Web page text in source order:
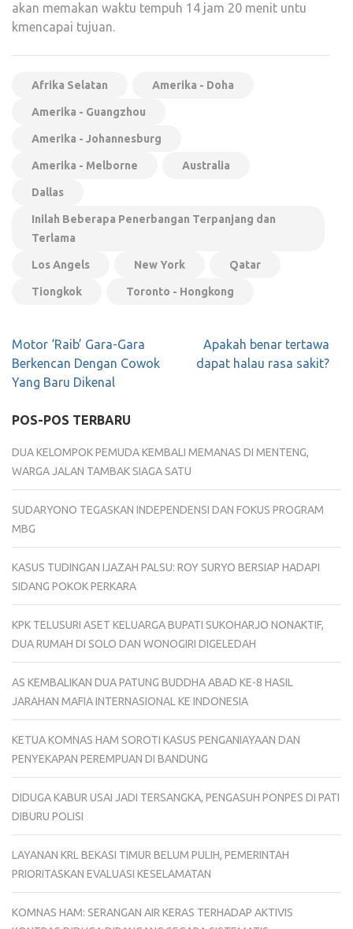
akan memakan waktu tempuh 14 jam 20 menit untu
kmencapai tujuan.
Afrika Selatan Amerika - Doha
Amerika - Guangzhou
Amerika - Johannesburg
Amerika - Melborne Australia
Dallas
Inilah Beberapa Penerbangan Terpanjang dan
Terlama
Los Angels New York Qatar
Tiongkok Toronto - Hongkong
Navigasi
pos
Motor ‘Raib’ Gara-Gara
Berkencan Dengan Cowok
Yang Baru Dikenal
Apakah benar tertawa
dapat halau rasa sakit?
POS-POS TERBARU
DUA KELOMPOK PEMUDA KEMBALI MEMANAS DI MENTENG,
WARGA JALAN TAMBAK SIAGA SATU
SUDARYONO TEGASKAN INDEPENDENSI DAN FOKUS PROGRAM
MBG
KASUS TUDINGAN IJAZAH PALSU: ROY SURYO BERSIAP HADAPI
SIDANG POKOK PERKARA
KPK TELUSURI ASET KELUARGA BUPATI SUKOHARJO NONAKTIF,
DUA RUMAH DI SOLO DAN WONOGIRI DIGELEDAH
AS KEMBALIKAN DUA PATUNG BUDDHA ABAD KE-8 HASIL
JARAHAN MAFIA INTERNASIONAL KE INDONESIA
KETUA KOMNAS HAM SOROTI KASUS PENGANIAYAAN DAN
PENYEKAPAN PEREMPUAN DI BANDUNG
DIDUGA KABUR USAI JADI TERSANGKA, PENGASUH PONPES DI PATI
DIBURU POLISI
LAYANAN KRL BEKASI TIMUR BELUM PULIH, PEMERINTAH
PRIORITASKAN EVALUASI KESELAMATAN
KOMNAS HAM: SERANGAN AIR KERAS TERHADAP AKTIVIS